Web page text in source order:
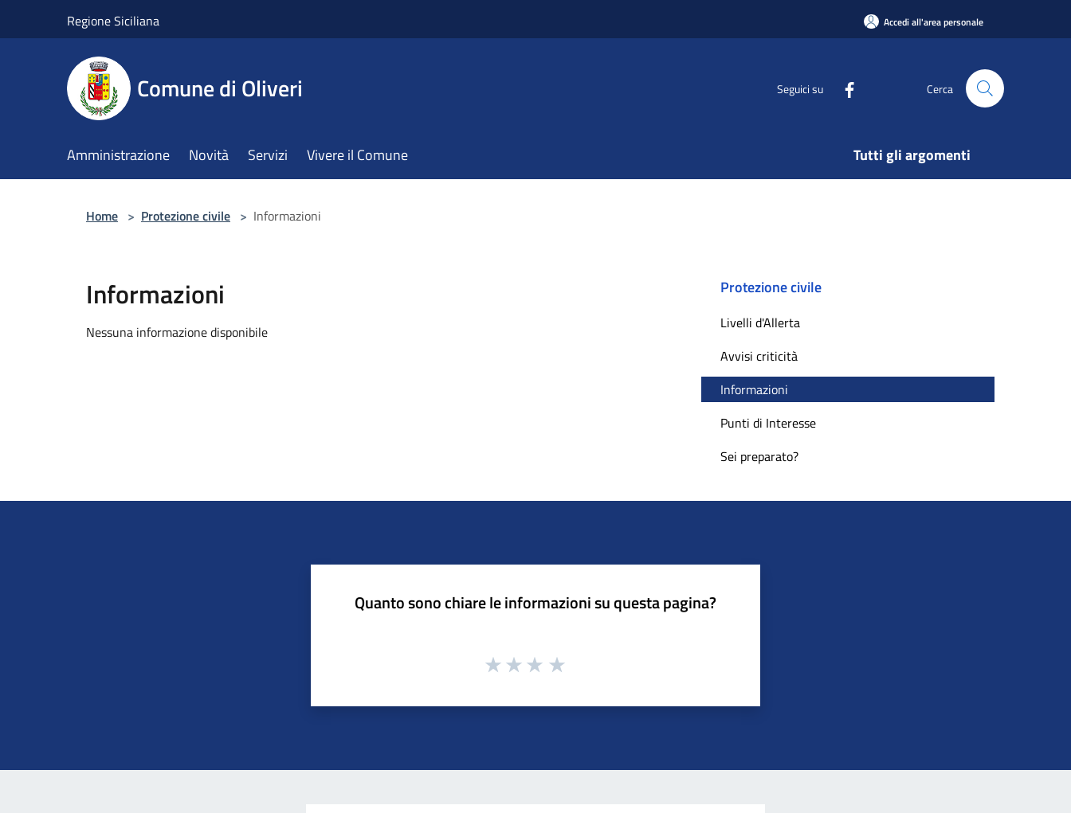
Regione Siciliana Accedi all'area personale
Comune di Oliveri Seguici su Cerca
Amministrazione Novità Servizi Vivere il Comune Tutti gli argomenti
Home > Protezione civile > Informazioni
Informazioni
Nessuna informazione disponibile
Protezione civile
Livelli d'Allerta
Avvisi criticità
Informazioni
Punti di Interesse
Sei preparato?
Quanto sono chiare le informazioni su questa pagina?